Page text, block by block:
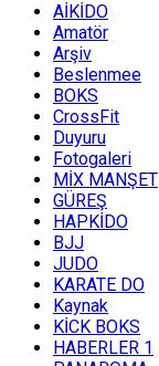
AİKİDO
Amatör
Arşiv
Beslenmee
BOKS
CrossFit
Duyuru
Fotogaleri
MİX MANŞET
GÜREŞ
HAPKİDO
BJJ
JUDO
KARATE DO
Kaynak
KİCK BOKS
HABERLER 1